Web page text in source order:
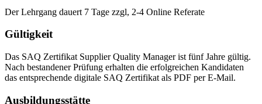
Der Lehrgang dauert 7 Tage zzgl, 2-4 Online Referate
Gültigkeit
Das SAQ Zertifikat Sup­plier Qua­li­ty Ma­na­ger ist fünf Jahre gültig.
Nach bestandener Prüfung erhalten die erfolgreichen Kandidaten
das entsprechende digitale SAQ Zertifikat als PDF per E-Mail.
Ausbildungsstätte